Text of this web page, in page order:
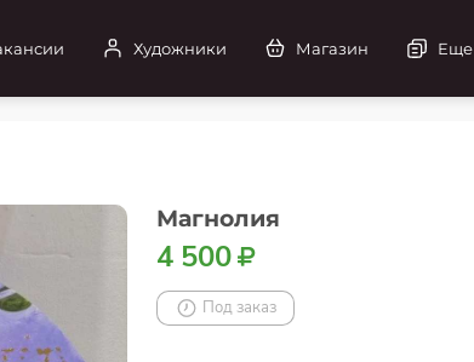
Художники Магазин Еще
Магнолия
4 500
Под заказ